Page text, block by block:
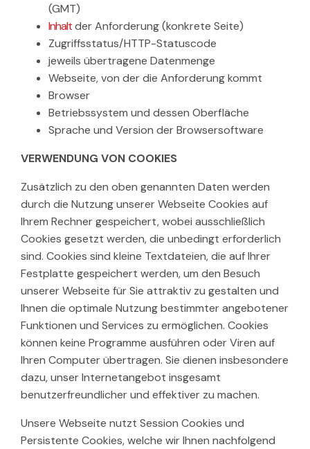
(GMT)
Inhaltder Anforderung (konkrete Seite)
Zugriffsstatus/HTTP-Statuscode
jeweils übertragene Datenmenge
Webseite, von der die Anforderung kommt
Browser
Betriebssystem und dessen Oberfläche
Sprache und Version der Browsersoftware
VERWENDUNG VON COOKIES
Zusätzlich zu den oben genannten Daten werden
durch die Nutzung unserer Webseite Cookies auf
Ihrem Rechner gespeichert, wobei ausschließlich
Cookies gesetzt werden, die unbedingt erforderlich
sind. Cookies sind kleine Textdateien, die auf Ihrer
Festplatte gespeichert werden, um den Besuch
unserer Webseite für Sie attraktiv zu gestalten und
Ihnen die optimale Nutzung bestimmter angebotener
Funktionen und Services zu ermöglichen. Cookies
können keine Programme ausführen oder Viren auf
Ihren Computer übertragen. Sie dienen insbesondere
dazu, unser Internetangebot insgesamt
benutzerfreundlicher und effektiver zu machen.
Unsere Webseite nutzt Session Cookies und
Persistente Cookies, welche wir Ihnen nachfolgend